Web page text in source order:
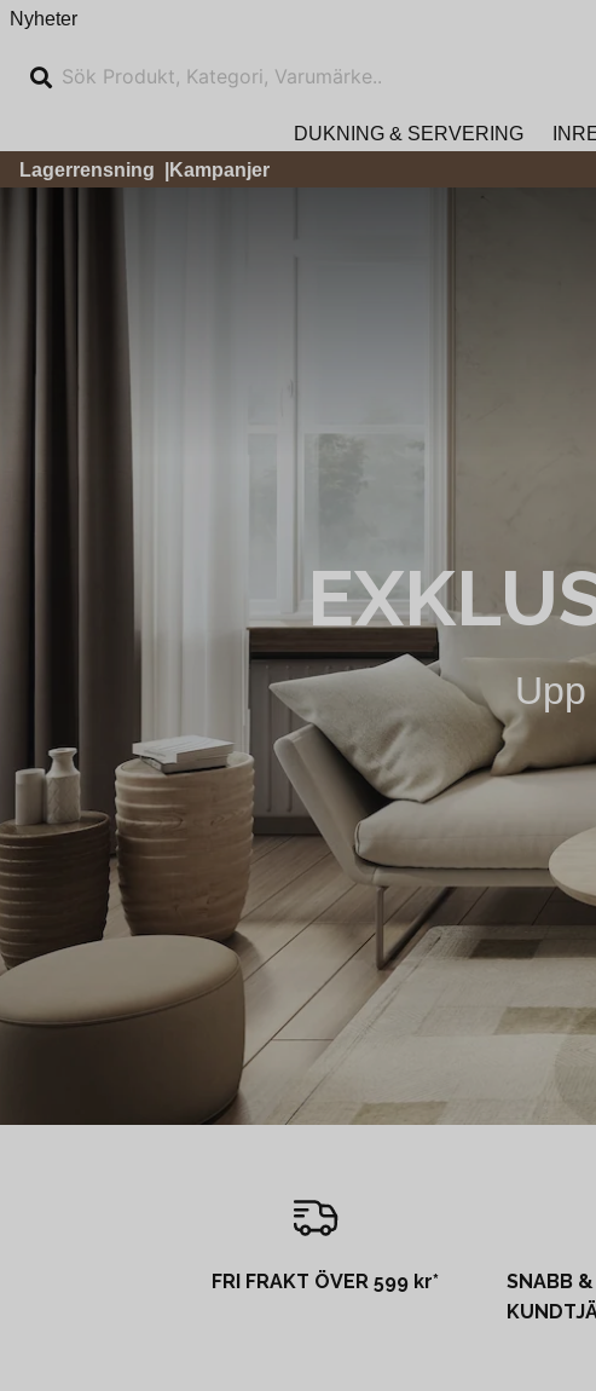
Nyheter
DUKNING & SERVERING
Lagerrensning
Kampanjer
FRI FRAKT ÖVER 599 kr*
SNABB &